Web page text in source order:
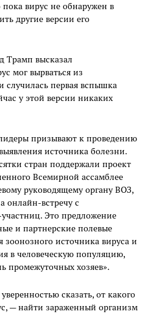
вирус не обнаружен в
другие версии его
Трамп высказал
мог вырваться из
случилась первая вспышка
у этой версии никаких
призывают к проведению
источника болезни.
стран поддержали проект
Всемирной ассамблее
руководящему органу ВОЗ,
онлайн-встречу с
Это предложение
и партнерские полевые
зоонозного источника вируса и
в человеческую популяцию,
промежуточных хозяев».
сказать, от какого
— найти зараженный организм